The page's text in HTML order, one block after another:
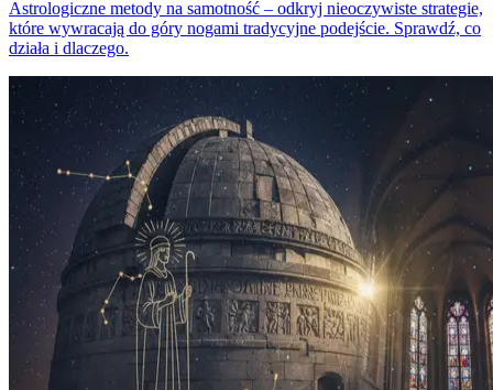
Astrologiczne metody na samotność – odkryj nieoczywiste strategie,
które wywracają do góry nogami tradycyjne podejście. Sprawdź, co
działa i dlaczego.